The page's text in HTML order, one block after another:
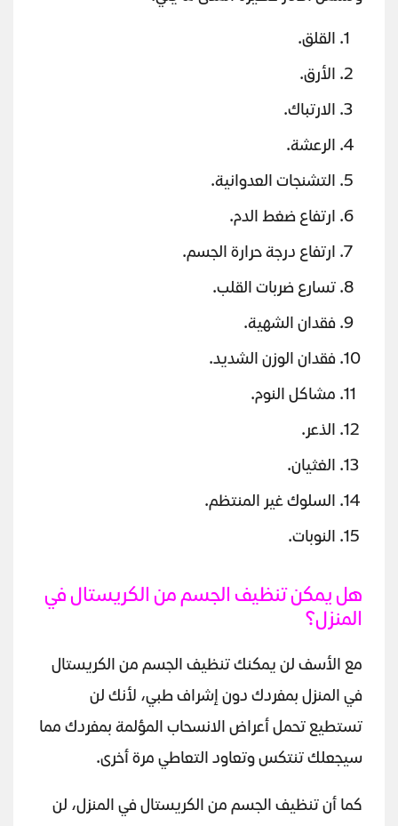
القلق.
الأرق.
الارتباك.
الرعشة.
التشنجات العدوانية.
ارتفاع ضغط الدم.
ارتفاع درجة حرارة الجسم.
تسارع ضربات القلب.
فقدان الشهية.
فقدان الوزن الشديد.
مشاكل النوم.
الذعر.
الغثيان.
السلوك غير المنتظم.
النوبات.
هل يمكن تنظيف الجسم من الكريستال في
المنزل؟
مع الأسف لن يمكنك تنظيف الجسم من الكريستال
في المنزل بمفردك دون إشراف طبي، لأنك لن
تستطيع تحمل أعراض الانسحاب المؤلمة بمفردك مما
سيجعلك تنتكس وتعاود التعاطي مرة أخرى.
كما أن تنظيف الجسم من الكريستال في المنزل، لن